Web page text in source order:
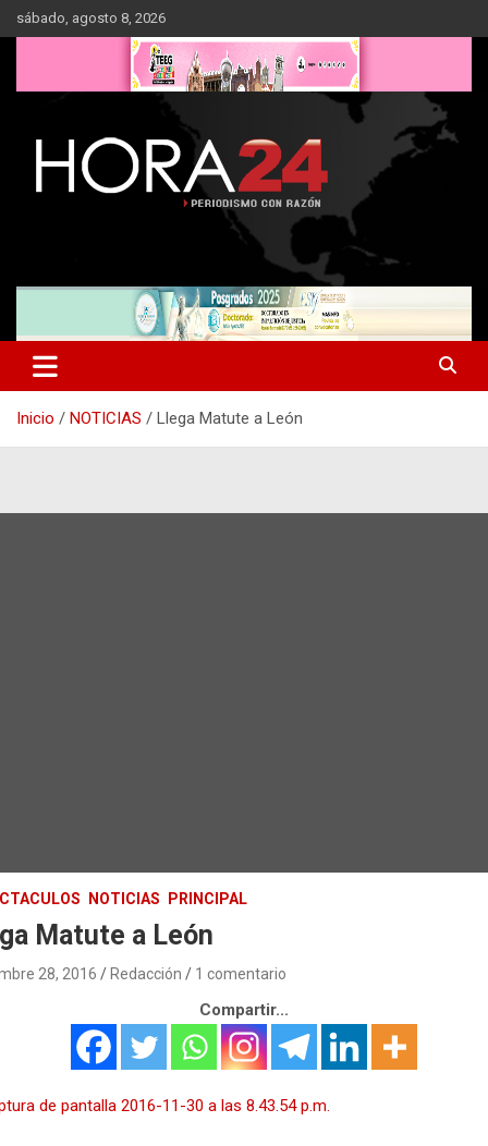
Saltar
al
sábado, agosto 8, 2026
Inicio NOTICIAS Llega Matute a León
NOTICIAS PRINCIPAL
Matute a León
28, 2016 Redacción 1 comentario
Compartir...